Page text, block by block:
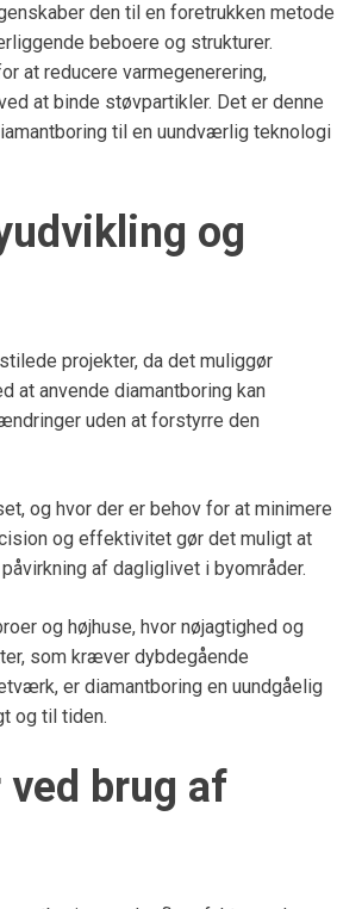
den til en foretrukken metode
beboere og strukturer.
at reducere varmegenerering,
at binde støvpartikler. Det er denne
til en uundværlig teknologi
og
projekter, da det muliggør
anvende diamantboring kan
uden at forstyrre den
og hvor der er behov for at minimere
og effektivitet gør det muligt at
af dagliglivet i byområder.
og højhuse, hvor nøjagtighed og
som kræver dybdegående
er diamantboring en uundgåelig
og til tiden.
brug af